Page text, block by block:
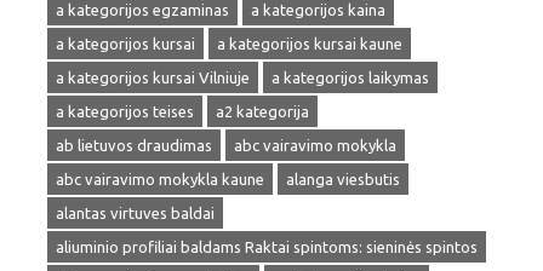
a kategorijos egzaminas
a kategorijos kaina
a kategorijos kursai
a kategorijos kursai kaune
a kategorijos kursai Vilniuje
a kategorijos laikymas
a kategorijos teises
a2 kategorija
ab lietuvos draudimas
abc vairavimo mokykla
abc vairavimo mokykla kaune
alanga viesbutis
alantas virtuves baldai
aliuminio profiliai baldams Raktai spintoms: sieninės spintos